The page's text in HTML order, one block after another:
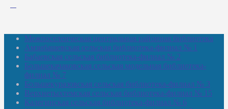
Межпоселенческая центральная районная библиотека
Амзибашевская сельская библиотека-филиал № 1
Бабаевская сельская библиотека-филиал № 2
Большекачаковская сельская модельная библиотека-
филиал № 7
Большекуразовская сельская библиотека-филиал № 3
Верхнетыхтемская сельская библиотека-филиал № 15
Калегинская сельская библиотека-филиал № 6